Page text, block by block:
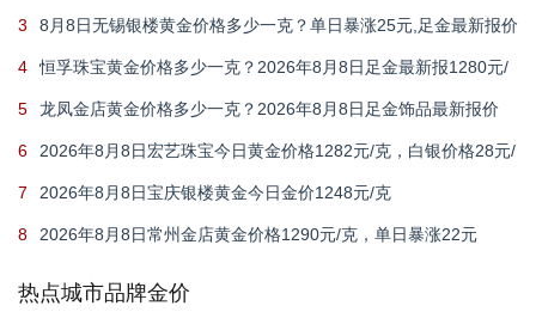
3
8月8日无锡银楼黄金价格多少一克？单日暴涨25元,足金最新报价
4
恒孚珠宝黄金价格多少一克？2026年8月8日足金最新报1280元/
5
龙凤金店黄金价格多少一克？2026年8月8日足金饰品最新报价
6
2026年8月8日宏艺珠宝今日黄金价格1282元/克，白银价格28元/
7
2026年8月8日宝庆银楼黄金今日金价1248元/克
8 2026年8月8日常州金店黄金价格1290元/克，单日暴涨22元
热点城市品牌金价